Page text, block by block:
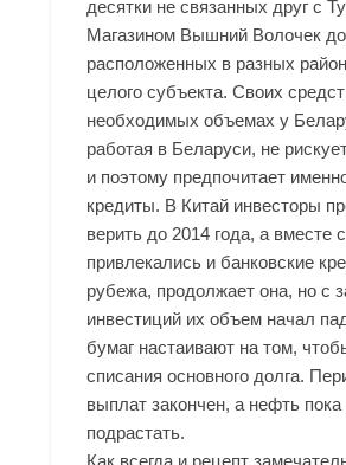
десятки не связанных друг с
Магазином Вышний Волочек
расположенных в разных
целого субъекта. Своих
необходимых объемах у
работая в Беларуси, не
и поэтому предпочитает
кредиты. В Китай инвесторы
верить до 2014 года, а вместе
привлекались и банковские
рубежа, продолжает она, но с
инвестиций их объем начал
бумаг настаивают на том,
списания основного долга.
выплат закончен, а нефть
подрастать.
Как всегда и рецепт